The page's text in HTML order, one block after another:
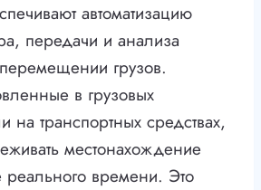
автоматизацию
передачи и анализа
грузов.
в грузовых
на транспортных средствах,
местонахождение
реального времени. Это